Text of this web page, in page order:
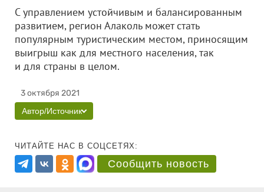
С управлением устойчивым и балансированным
развитием, регион Алаколь может стать
популярным туристическим местом, приносящим
выигрыш как для местного населения, так
и для страны в целом.
3 октября 2021
Автор/Источник
ЧИТАЙТЕ НАС В СОЦСЕТЯХ:
Сообщить новость